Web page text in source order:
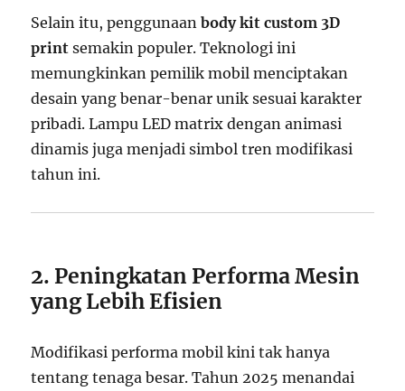
Selain itu, penggunaanbody kit custom 3D
print semakin populer. Teknologi ini
memungkinkan pemilik mobil menciptakan
desain yang benar-benar unik sesuai karakter
pribadi. Lampu LED matrix dengan animasi
dinamis juga menjadi simbol tren modifikasi
tahun ini.
2. Peningkatan Performa Mesin
yang Lebih Efisien
Modifikasi performa mobil kini tak hanya
tentang tenaga besar. Tahun 2025 menandai